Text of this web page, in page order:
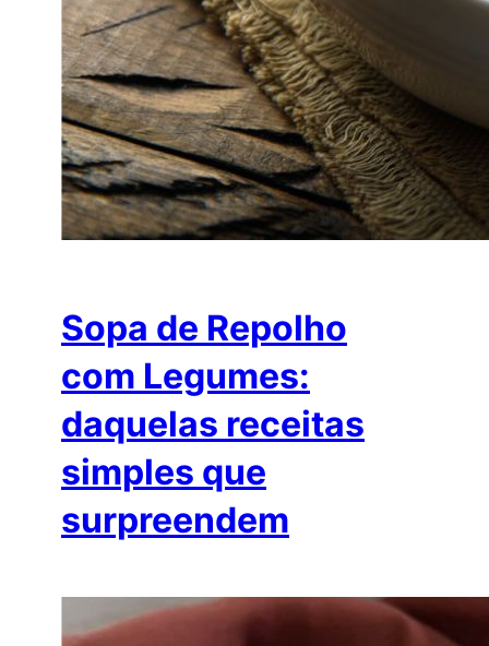
Sopa de Repolho
com Legumes:
daquelas receitas
simples que
surpreendem